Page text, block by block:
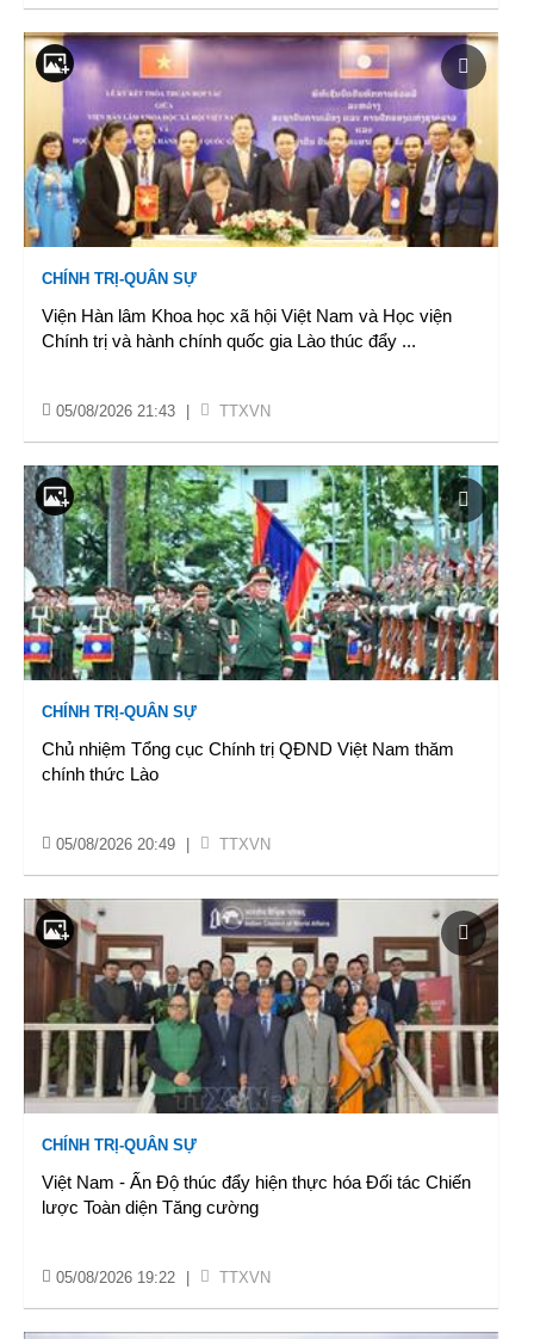
CHÍNH TRỊ-QUÂN SỰ
Viện Hàn lâm Khoa học xã hội Việt Nam và Học viện
Chính trị và hành chính quốc gia Lào thúc đẩy ...
05/08/2026 21:43 TTXVN
CHÍNH TRỊ-QUÂN SỰ
Chủ nhiệm Tổng cục Chính trị QĐND Việt Nam thăm
chính thức Lào
05/08/2026 20:49 TTXVN
CHÍNH TRỊ-QUÂN SỰ
Việt Nam - Ấn Độ thúc đẩy hiện thực hóa Đối tác Chiến
lược Toàn diện Tăng cường
05/08/2026 19:22 TTXVN